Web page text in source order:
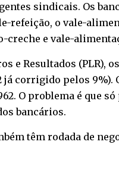
sindicais. Os
refeição, o vale-
e vale-
e Resultados (PLR),
já corrigido pelos
O problema é que
bancários.
têm rodada de